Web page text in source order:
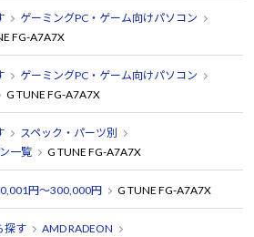
ゲーミングPC・ゲーム向けパソコン
FG-A7A7X
ゲーミングPC・ゲーム向けパソコン
G TUNE FG-A7A7X
スペック・パーツ別
一覧
G TUNE FG-A7A7X
円～300,000円 G TUNE FG-A7A7X
探す
AMD RADEON